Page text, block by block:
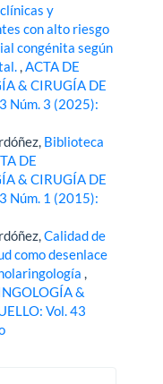
y
con alto riesgo
congénita según
ACTA DE
& CIRUGÍA DE
Núm. 3 (2025):
Biblioteca
DE
& CIRUGÍA DE
Núm. 1 (2015):
Calidad de
como desenlace
&
Vol. 43